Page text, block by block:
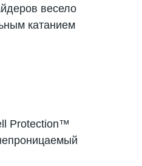
весело
катанием
Protection™